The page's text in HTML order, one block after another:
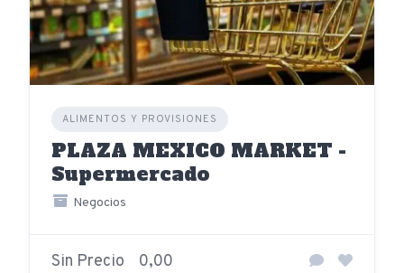
ALIMENTOS Y PROVISIONES
PLAZA MEXICO MARKET -
Supermercado
Negocios
Sin Precio 0,00